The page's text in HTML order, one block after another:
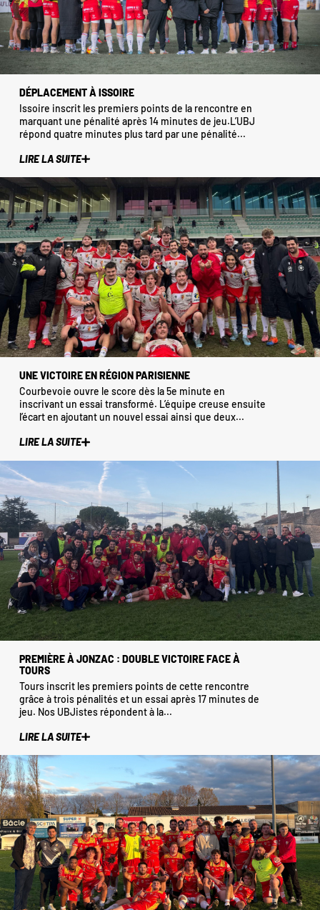
DÉPLACEMENT À ISSOIRE
Issoire inscrit les premiers points de la rencontre en
marquant une pénalité après 14 minutes de jeu.L’UBJ
répond quatre minutes plus tard par une pénalité...
LIRE LA SUITE
UNE VICTOIRE EN RÉGION PARISIENNE
Courbevoie ouvre le score dès la 5e minute en
inscrivant un essai transformé. L’équipe creuse ensuite
l’écart en ajoutant un nouvel essai ainsi que deux...
LIRE LA SUITE
PREMIÈRE À JONZAC : DOUBLE VICTOIRE FACE À
TOURS
Tours inscrit les premiers points de cette rencontre
grâce à trois pénalités et un essai après 17 minutes de
jeu. Nos UBJistes répondent à la...
LIRE LA SUITE